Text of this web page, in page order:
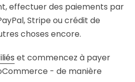
effectuer des paiements par
Stripe ou crédit de
choses encore.
et commencez à payer
- de manière